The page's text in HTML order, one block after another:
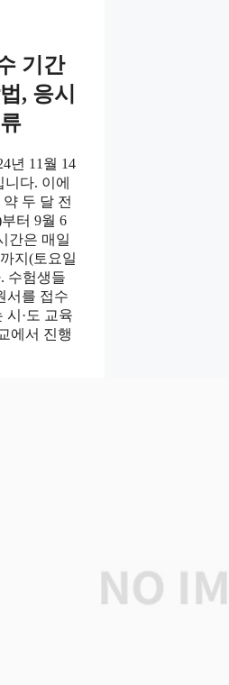
기간
, 응시
년 11월 14
다. 이에
두 달 전
터 9월 6
간은 매일
지(토요일
수험생들
서를 접수
시·도 교육
에서 진행